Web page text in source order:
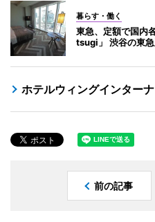
暮らす・働く
東急、定額で国内
tsugi」 渋谷の東
ホテルウィングインター
前の記事